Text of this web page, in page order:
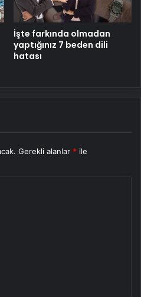
İşte farkında olmadan
yaptığınız 7 beden dili
hatası
Gerekli alanlar * ile